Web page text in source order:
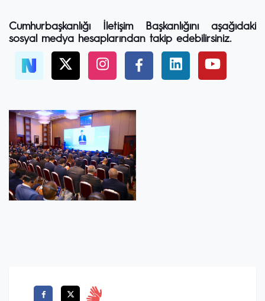
Cumhurbaşkanlığı İletişim Başkanlığını aşağıdaki
sosyal medya hesaplarından takip edebilirsiniz.